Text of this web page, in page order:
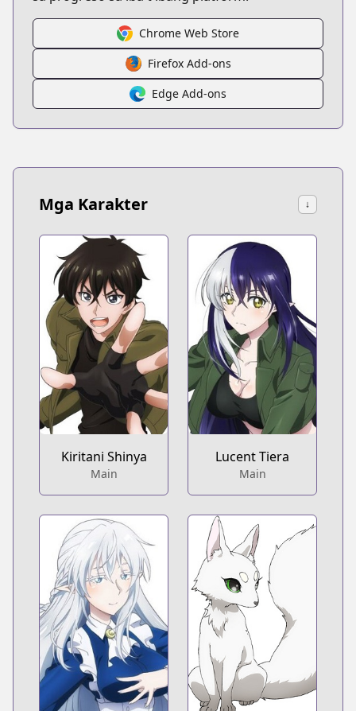
Chrome Web Store
Firefox Add-ons
Edge Add-ons
Mga Karakter ↓
Kiritani Shinya
Main
Lucent Tiera
Main